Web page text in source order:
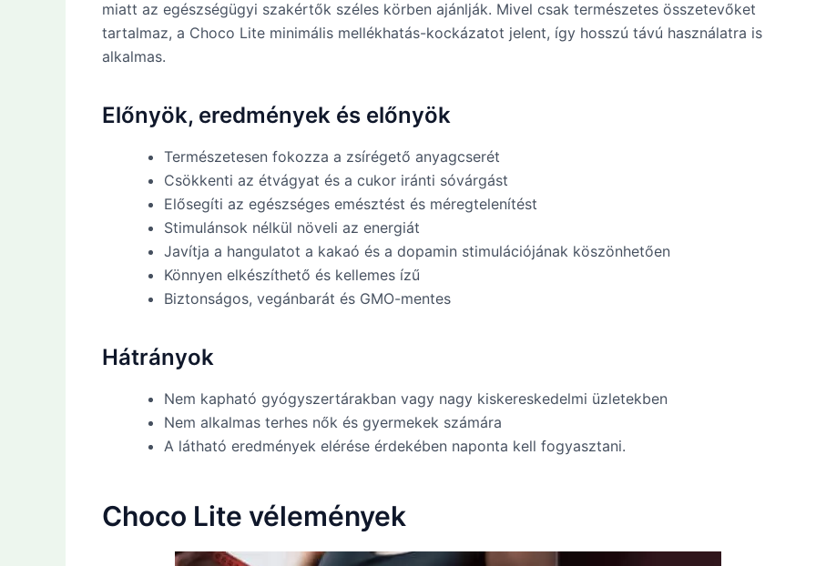
miatt az egészségügyi szakértők széles körben ajánlják. Mivel csak természetes összetevőket
tartalmaz, a Choco Lite minimális mellékhatás-kockázatot jelent, így hosszú távú használatra is
alkalmas.
Előnyök, eredmények és előnyök
Természetesen fokozza a zsírégető anyagcserét
Csökkenti az étvágyat és a cukor iránti sóvárgást
Elősegíti az egészséges emésztést és méregtelenítést
Stimulánsok nélkül növeli az energiát
Javítja a hangulatot a kakaó és a dopamin stimulációjának köszönhetően
Könnyen elkészíthető és kellemes ízű
Biztonságos, vegánbarát és GMO-mentes
Hátrányok
Nem kapható gyógyszertárakban vagy nagy kiskereskedelmi üzletekben
Nem alkalmas terhes nők és gyermekek számára
A látható eredmények elérése érdekében naponta kell fogyasztani.
Choco Lite vélemények